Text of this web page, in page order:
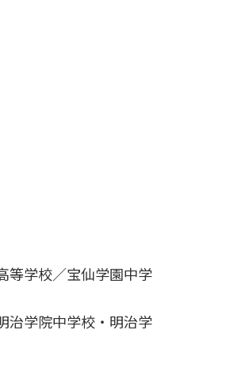
等学校／宝仙学園中学
治学院中学校・明治学